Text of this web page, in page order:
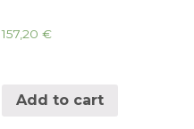
157,20 €
Add to cart